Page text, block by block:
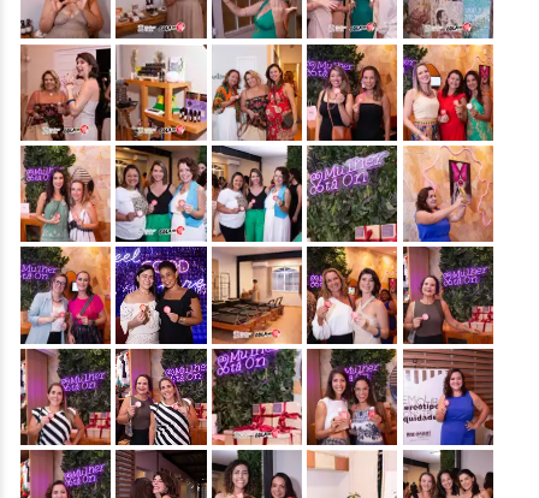
&nbsp; &nbsp; &nbsp; &nbsp; &nbsp;
&nbsp; &nbsp; &nbsp; &nbsp; &nbsp;
&nbsp; &nbsp; &nbsp; &nbsp; &nbsp;
&nbsp; &nbsp; &nbsp; &nbsp; &nbsp;
&nbsp; &nbsp; &nbsp; &nbsp; &nbsp;